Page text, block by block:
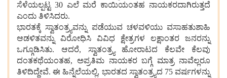
ಸೆಳೆಯಲ್ಪಟ್ಟ 30 ಎಲೆ ಮರೆ ಕಾಯಿಯಂತಹ ನಾಯಕರದಾಗಿರುತ್ತದೆ
ಎಂದು ತಿಳಿಸಿದರು.
ಭಾರತಕ್ಕೆ ಸ್ವಾತಂತ್ರ್ಯವನ್ನು ಪಡೆಯುವ ಚಳವಳಿಯು ವಸಾಹತುಶಾಹಿ
ಆಡಳಿತವನ್ನು ವಿರೋಧಿಸಿ ವಿವಿಧ ಕ್ಷೇತ್ರಗಳ ಲಕ್ಷಾಂತರ ಜನರನ್ನು
ಒಗ್ಗೂಡಿಸಿತು. ಆದರೆ, ಸ್ವಾತಂತ್ರ್ಯ ಹೋರಾಟದ ಕೆಲವೇ ಕೆಲವು
ದಂತಕಥೆಯಂತಹ, ಅಪ್ರತಿಮ ನಾಯಕರ ಬಗ್ಗೆ ಮಾತ್ರ ನಾವೆಲ್ಲರೂ
ತಿಳಿದಿದ್ದೇವೆ. ಈ ಹಿನ್ನೆಲೆಯಲ್ಲಿ, ಭಾರತದ ಸ್ವಾತಂತ್ರ್ಯದ 75 ವರ್ಷಗಳನ್ನು